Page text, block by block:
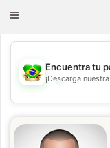
Toggle
💖
Encuentra tu
¡Descarga